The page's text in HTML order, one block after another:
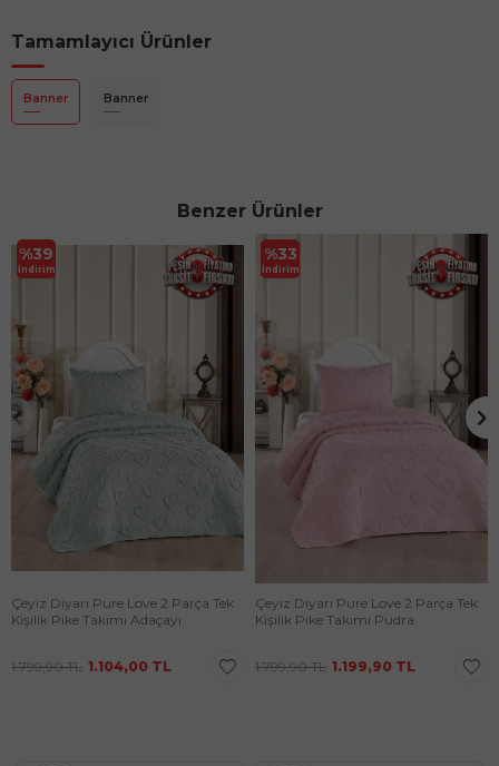
Tamamlayıcı Ürünler
Banner Banner
Benzer Ürünler
%39
İndirim
Çeyiz Diyarı Pure Love 2 Parça Tek
Kişilik Pike Takımı Adaçayı
1.799,90TL 1.104,00 TL
%33
İndirim
Çeyiz Diyarı Pure Love 2 Parça Tek
Kişilik Pike Takımı Pudra
1.799,90TL 1.199,90 TL